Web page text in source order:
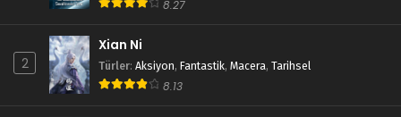
8.27
2
Xian Ni
Türler: Aksiyon, Fantastik, Macera, Tarihsel
8.13